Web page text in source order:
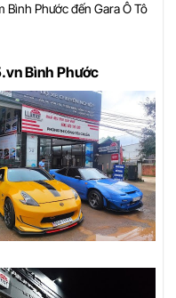
Bình Phước đến Gara Ô Tô
Bình Phước